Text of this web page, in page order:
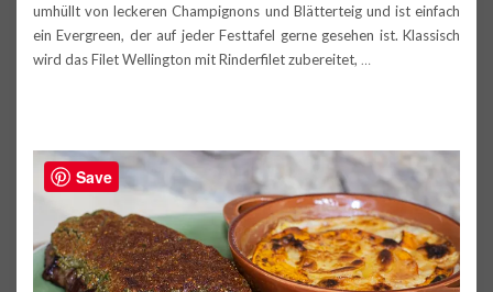
umhüllt von leckeren Champignons und Blätterteig und ist einfach
ein Evergreen, der auf jeder Festtafel gerne gesehen ist. Klassisch
wird das Filet Wellington mit Rinderfilet zubereitet, …
Save